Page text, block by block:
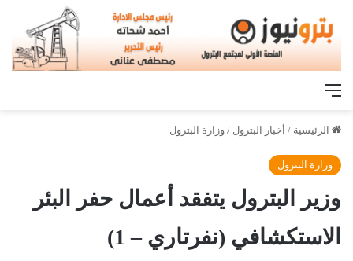
القائمة
الرئيسية / أخبار البترول / وزارة البترول
وزارة البترول
وزير البترول يتفقد أعمال حفر البئر
الاستكشافي (نفرتاري – 1)